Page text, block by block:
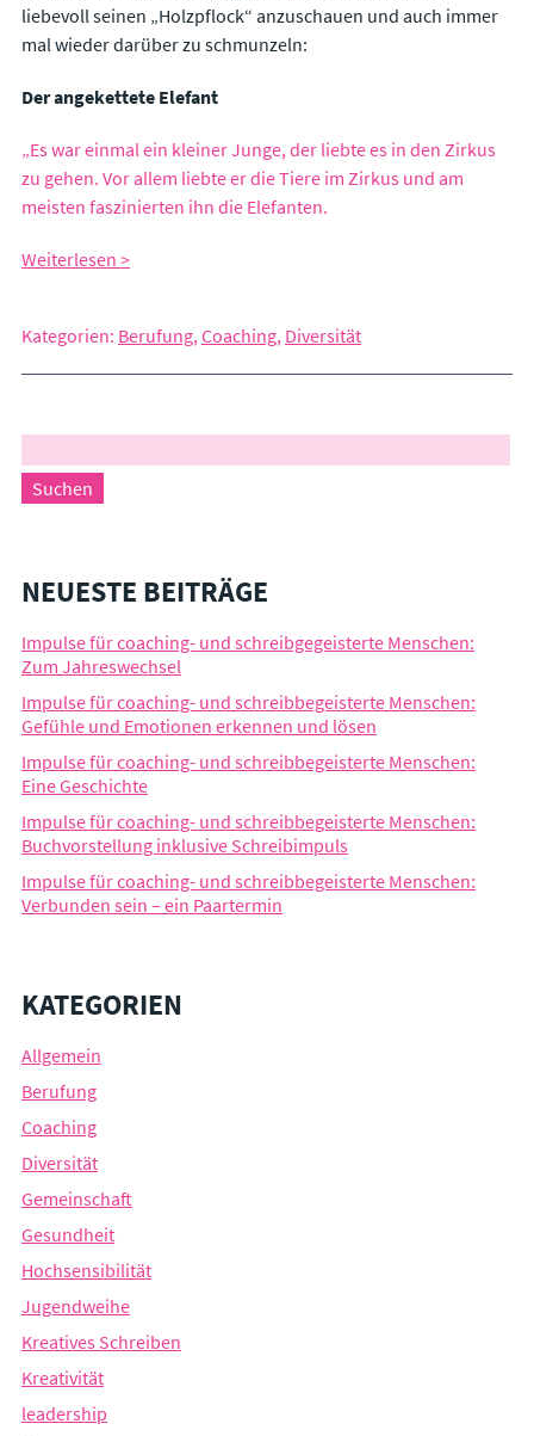
liebevoll seinen „Holzpflock“ anzuschauen und auch immer
mal wieder darüber zu schmunzeln:
Der angekettete Elefant
„Es war einmal ein kleiner Junge, der liebte es in den Zirkus
zu gehen. Vor allem liebte er die Tiere im Zirkus und am
meisten faszinierten ihn die Elefanten.
Weiterlesen >
Kategorien: Berufung,Coaching, Diversität
NEUESTE BEITRÄGE
Impulse für coaching- und schreibgegeisterte Menschen:
Zum Jahreswechsel
Impulse für coaching- und schreibbegeisterte Menschen:
Gefühle und Emotionen erkennen und lösen
Impulse für coaching- und schreibbegeisterte Menschen:
Eine Geschichte
Impulse für coaching- und schreibbegeisterte Menschen:
Buchvorstellung inklusive Schreibimpuls
Impulse für coaching- und schreibbegeisterte Menschen:
Verbunden sein – ein Paartermin
KATEGORIEN
Allgemein
Berufung
Coaching
Diversität
Gemeinschaft
Gesundheit
Hochsensibilität
Jugendweihe
Kreatives Schreiben
Kreativität
leadership